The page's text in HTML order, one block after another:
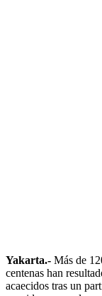
Yakarta.- Más de
centenas han
acaecidos tras un